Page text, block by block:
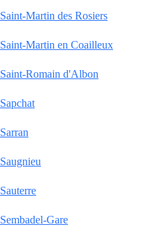
Saint-Martin des Rosiers
Saint-Martin en Coailleux
Saint-Romain d'Albon
Sapchat
Sarran
Saugnieu
Sauterre
Sembadel-Gare